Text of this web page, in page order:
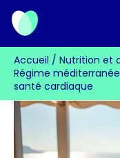
Aller
contenu
Accueil
Nutrition et
Régime
santé cardiaque